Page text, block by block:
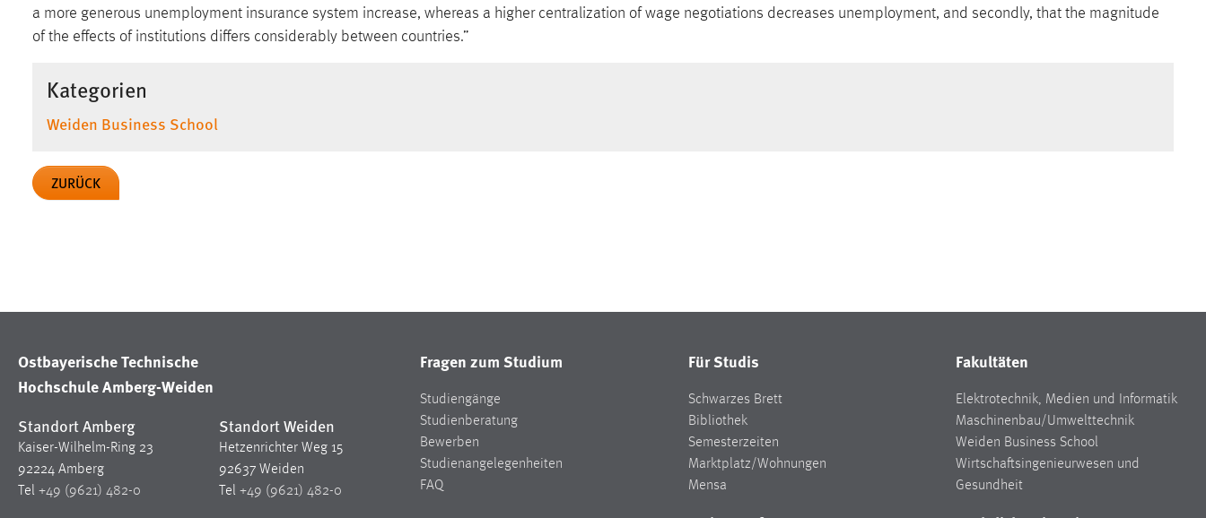
a more generous unemployment insurance system increase, whereas a higher centralization of wage negotiations decreases unemployment, and secondly, that the magnitude
of the effects of institutions differs considerably between countries.”
Kategorien
Weiden Business School
ZURÜCK
Ostbayerische Technische
Hochschule Amberg-Weiden
Standort Amberg
Kaiser-Wilhelm-Ring 23
92224 Amberg
Tel +49 (9621) 482-0
Standort Weiden
Hetzenrichter Weg 15
92637 Weiden
Tel +49 (9621) 482-0
Fragen zum Studium
Studiengänge
Studienberatung
Bewerben
Studienangelegenheiten
FAQ
Für Studis
Schwarzes Brett
Bibliothek
Semesterzeiten
Marktplatz/Wohnungen
Mensa
Fakultäten
Elektrotechnik, Medien und Informatik
Maschinenbau/Umwelttechnik
Weiden Business School
Wirtschaftsingenieurwesen und
Gesundheit
Performance
in diesem Cookie gespeichert, ob man
Sprachpräferenz
Chat
mibew_locale, mibew-chat-frame-style-
5e9dbeb1811c0446
Zweck:
Wird benötigt um die Chatfunktion